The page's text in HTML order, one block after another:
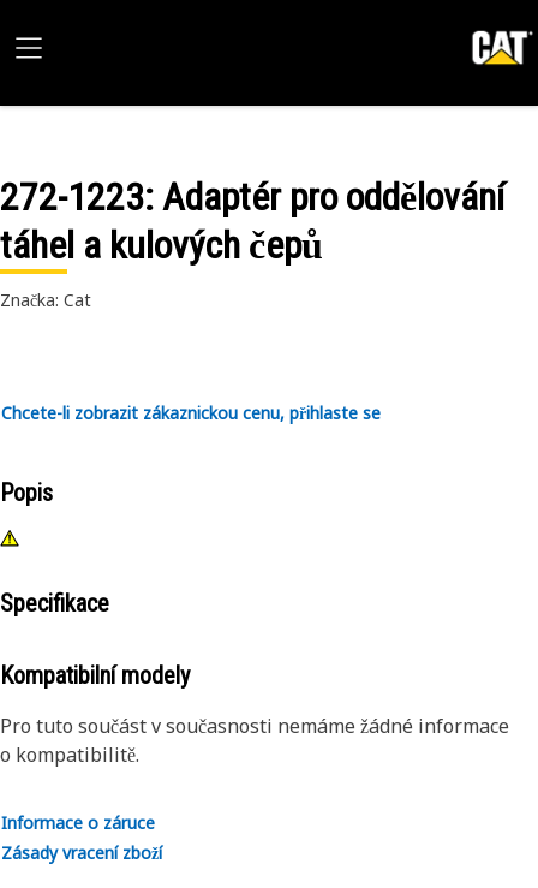
272-1223: Adaptér pro oddělování
táhel a kulových čepů
Značka: Cat
Chcete-li zobrazit zákaznickou cenu, přihlaste se
Popis
Specifikace
Kompatibilní modely
Pro tuto součást v současnosti nemáme žádné informace
o kompatibilitě.
Informace o záruce
Zásady vracení zboží